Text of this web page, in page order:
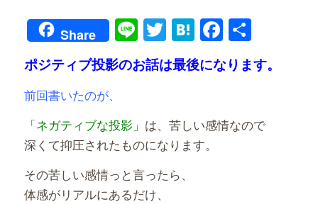
Share LineTwitter
Hatena共
有
ポジティブ投影のお話は最後になります。
前回書いたのが、
「ネガティブな投影」 は、苦しい感情なので
深くて抑圧されたものになります。
その苦しい感情っと言ったら、
体感がリアルにあるだけ、